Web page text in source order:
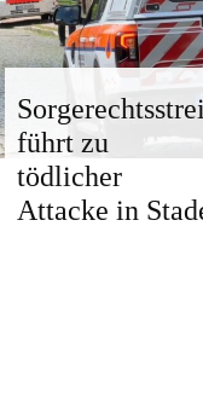
führt zu
tödlicher
Attacke in